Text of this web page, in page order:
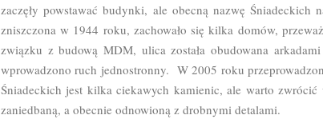
zaczęły powstawać budynki, ale obecną nazwę
zniszczona w 1944 roku, zachowało się kilka domów,
związku z budową MDM, ulica została obudowana
wprowadzono ruch jednostronny. W 2005 roku
Śniadeckich jest kilka ciekawych kamienic, ale warto zwrócić
zaniedbaną, a obecnie odnowioną z drobnymi detalami.